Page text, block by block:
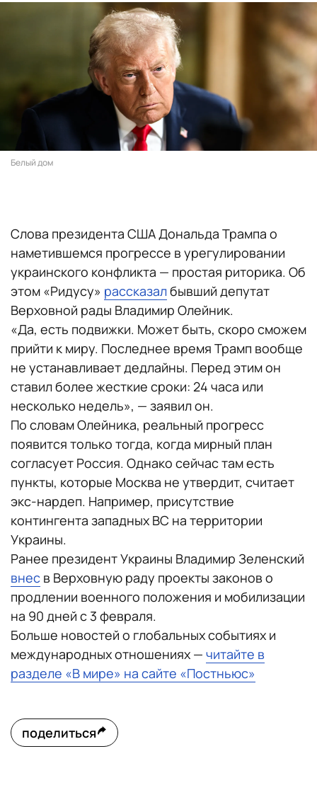
Белый дом
Слова президента США Дональда Трампа о
наметившемся прогрессе в урегулировании
украинского конфликта — простая риторика. Об
этом «Ридусу» рассказалбывший депутат
Верховной рады Владимир Олейник.
«Да, есть подвижки. Может быть, скоро сможем
прийти к миру. Последнее время Трамп вообще
не устанавливает дедлайны. Перед этим он
ставил более жесткие сроки: 24 часа или
несколько недель», — заявил он.
По словам Олейника, реальный прогресс
появится только тогда, когда мирный план
согласует Россия. Однако сейчас там есть
пункты, которые Москва не утвердит, считает
экс-нардеп. Например, присутствие
контингента западных ВС на территории
Украины.
Ранее президент Украины Владимир Зеленский
внес в Верховную раду проекты законов о
продлении военного положения и мобилизации
на 90 дней с 3 февраля.
Больше новостей о глобальных событиях и
международных отношениях — читайте в
разделе «В мире» на сайте «Постньюс»
поделиться